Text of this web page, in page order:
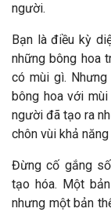
người.
Bạn là điều kỳ
những bông hoa
có mùi gì.
bông hoa với
người đã tạo ra
chôn vùi khả
Đừng cố gắng
tạo hóa. Một
nhưng một bản